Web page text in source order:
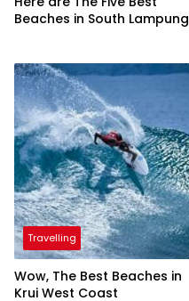
Beaches in South Lampung
Travelling
Wow, The Best Beaches in
Krui West Coast